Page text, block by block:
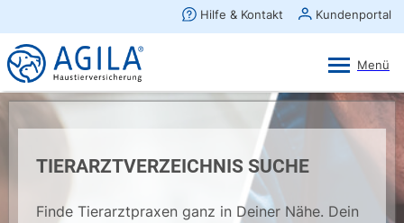
TIERARZTVERZEICHNIS SUCHE
Finde Tierarztpraxen ganz in Deiner Nähe. Dein
×
AGILA Kunden-App
Gratis - Im Play Store laden
Ansehen